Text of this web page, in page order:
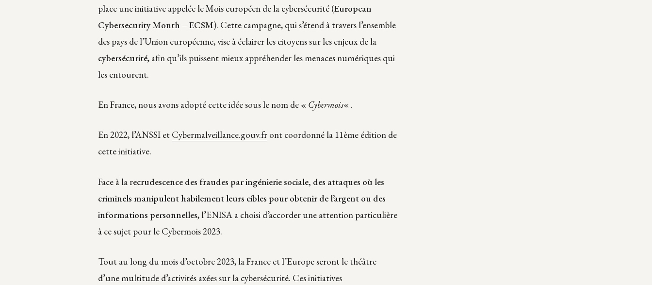
place une initiative appelée le Mois européen de la cybersécurité (European
Cybersecurity Month – ECSM). Cette campagne, qui s’étend à travers l’ensemble
des pays de l’Union européenne, vise à éclairer les citoyens sur les enjeux de la
cybersécurité, afin qu’ils puissent mieux appréhender les menaces numériques qui
les entourent.
En France, nous avons adopté cette idée sous le nom de « Cybermois« .
En 2022, l’ANSSI et Cybermalveillance.gouv.fr ont coordonné la 11ème édition de
cette initiative.
Face à la recrudescence des fraudes par ingénierie sociale, des attaques où les
criminels manipulent habilement leurs cibles pour obtenir de l’argent ou des
informations personnelles, l’ENISA a choisi d’accorder une attention particulière
à ce sujet pour le Cybermois 2023.
Tout au long du mois d’octobre 2023, la France et l’Europe seront le théâtre
d’une multitude d’activités axées sur la cybersécurité. Ces initiatives